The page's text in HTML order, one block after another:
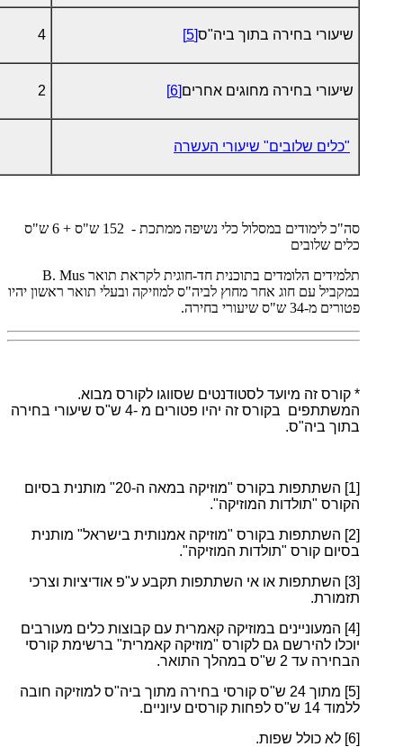
שיעורי בחירה בתוך ביה"ס[5]
4
שיעורי בחירה מחוגים אחרים[6]
2
"כלים שלובים" שיעורי העשרה
סה"כ לימודים במסלול כלי נשיפה ממתכת - 152 ש"ס + 6 ש"ס
כלים שלובים
תלמידים הלומדים בתוכנית חד-חוגית לקראת תואר B. Mus
במקביל עם חוג אחר מחוץ לביה"ס למוזיקה ובעלי תואר ראשון יהיו
פטורים מ-34 ש"ס שיעורי בחירה.
* קורס זה מיועד לסטודנטים שסווגו לקורס מבוא.
המשתתפים בקורס זה יהיו פטורים מ -4 ש"ס שיעורי בחירה
בתוך ביה"ס.
[1]
השתתפות בקורס "מוזיקה במאה ה-20" מותנית בסיום
הקורס "תולדות המוזיקה".
[2]
השתתפות בקורס "מוזיקה אמנותית בישראל" מותנית
בסיום קורס "תולדות המוזיקה".
[3]
השתתפות או אי השתתפות תקבע ע"פ אודיציות וצרכי
תזמורת.
[4]
המעוניינים במוזיקה קאמרית עם קבוצות כלים מעורבים
יוכלו להירשם גם לקורס "מוזיקה קאמרית" ברשימת קורסי
הבחירה עד 2 ש"ס במהלך התואר.
[5]
מתוך 24 ש"ס קורסי בחירה מתוך ביה"ס למוזיקה חובה
ללמוד 14 ש"ס לפחות קורסים עיוניים.
[6]
לא כולל שפות.